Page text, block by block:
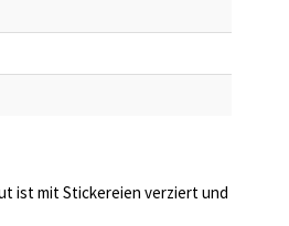
ist mit Stickereien verziert und